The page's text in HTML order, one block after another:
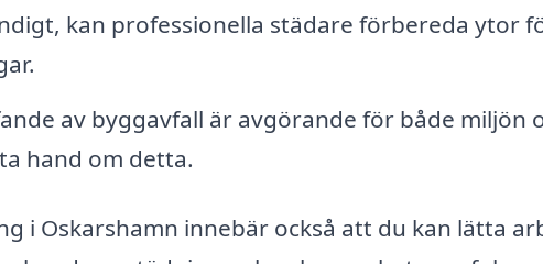
kan professionella städare förbereda ytor
av byggavfall är avgörande för både miljön
hand om detta.
i Oskarshamn innebär också att du kan lätta